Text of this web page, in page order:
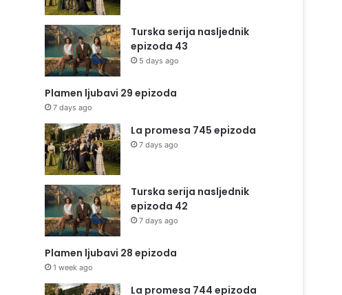
Turska serija nasljednik
epizoda 43
5 days ago
Plamen ljubavi 29 epizoda
7 days ago
La promesa 745 epizoda
7 days ago
Turska serija nasljednik
epizoda 42
7 days ago
Plamen ljubavi 28 epizoda
1 week ago
La promesa 744 epizoda